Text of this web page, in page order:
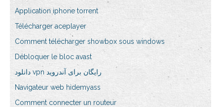
Application iphone torrent
Télécharger aceplayer
Comment télécharger showbox sous windows
Débloquer le bloc avast
دانلود vpn رایگان برای آندروید
Navigateur web hidemyass
Comment connecter un routeur